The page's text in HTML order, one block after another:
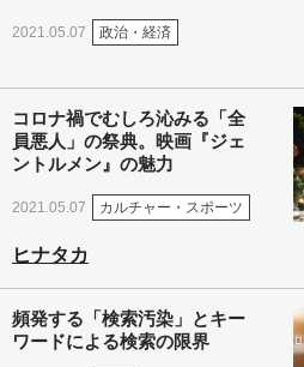
2021.05.07 政治・経済
コロナ禍でむしろ沁みる「全
員悪人」の祭典。映画『ジェ
ントルメン』の魅力
2021.05.07 カルチャー・スポーツ
ヒナタカ
頻発する「検索汚染」とキー
ワードによる検索の限界